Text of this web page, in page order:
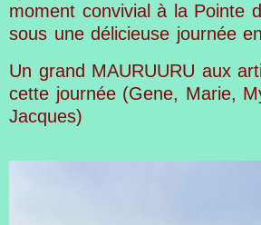
moment convivial à la Pointe
sous une délicieuse journée
Un grand MAURUURU aux
cette journée (Gene, Marie,
Jacques)